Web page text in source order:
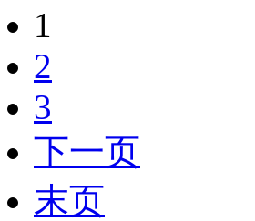
1
2
3
下一页
末页